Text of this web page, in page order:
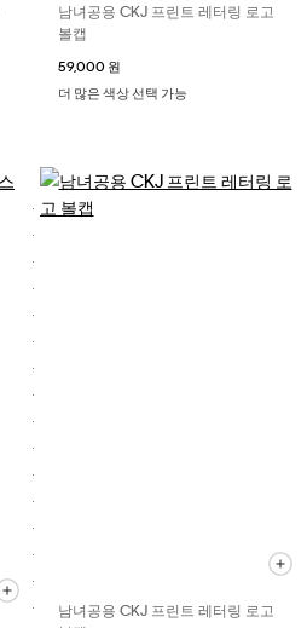
남녀공용 CKJ 프린트 레터링 로고
볼캡
59,000 원
더 많은 색상 선택 가능
남녀공용 CKJ 프린트 레터링 로고